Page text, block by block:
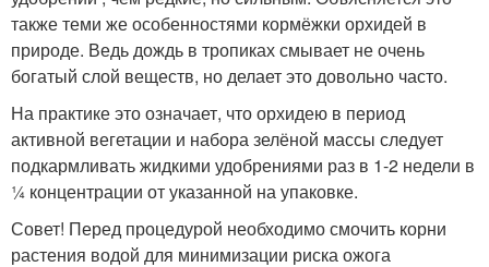
также теми же особенностями кормёжки орхидей в
природе. Ведь дождь в тропиках смывает не очень
богатый слой веществ, но делает это довольно часто.
На практике это означает, что орхидею в период
активной вегетации и набора зелёной массы следует
подкармливать жидкими удобрениями раз в 1-2 недели в
¼ концентрации от указанной на упаковке.
Совет! Перед процедурой необходимо смочить корни
растения водой для минимизации риска ожога